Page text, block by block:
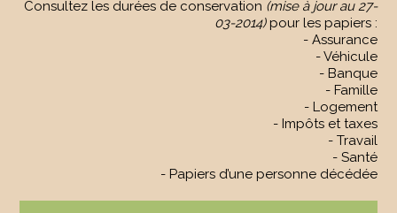
Consultez les durées de conservation (mise à jour au 27-
03-2014)pour les papiers :
- Assurance
- Véhicule
- Banque
- Famille
- Logement
- Impôts et taxes
- Travail
- Santé
- Papiers d’une personne décédée